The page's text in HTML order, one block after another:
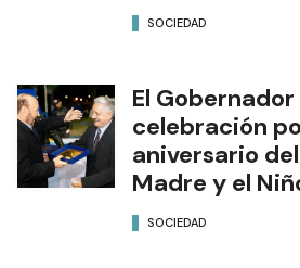
SOCIEDAD
El
celebración
aniversario
Madre y el
SOCIEDAD